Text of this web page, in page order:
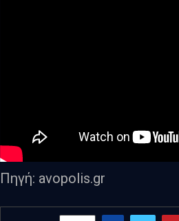
Πηγή: avopolis.gr